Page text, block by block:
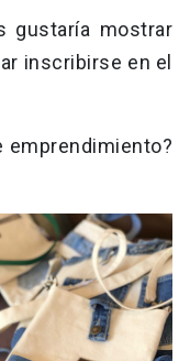
gustaría mostrar
inscribirse en el
emprendimiento?